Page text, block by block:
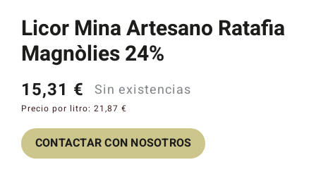
Licor Mina Artesano Ratafia
Magnòlies 24%
15,31 € Sin existencias
Precio por litro: 21,87 €
CONTACTAR CON NOSOTROS